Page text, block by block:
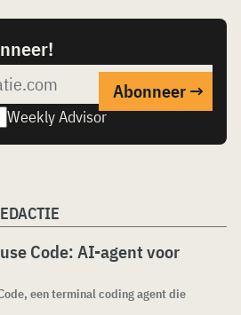
Weekly Advisor
Code: AI-agent voor
een terminal coding agent die